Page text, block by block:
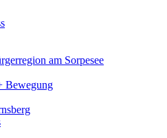
am Sorpesee
Bewegung